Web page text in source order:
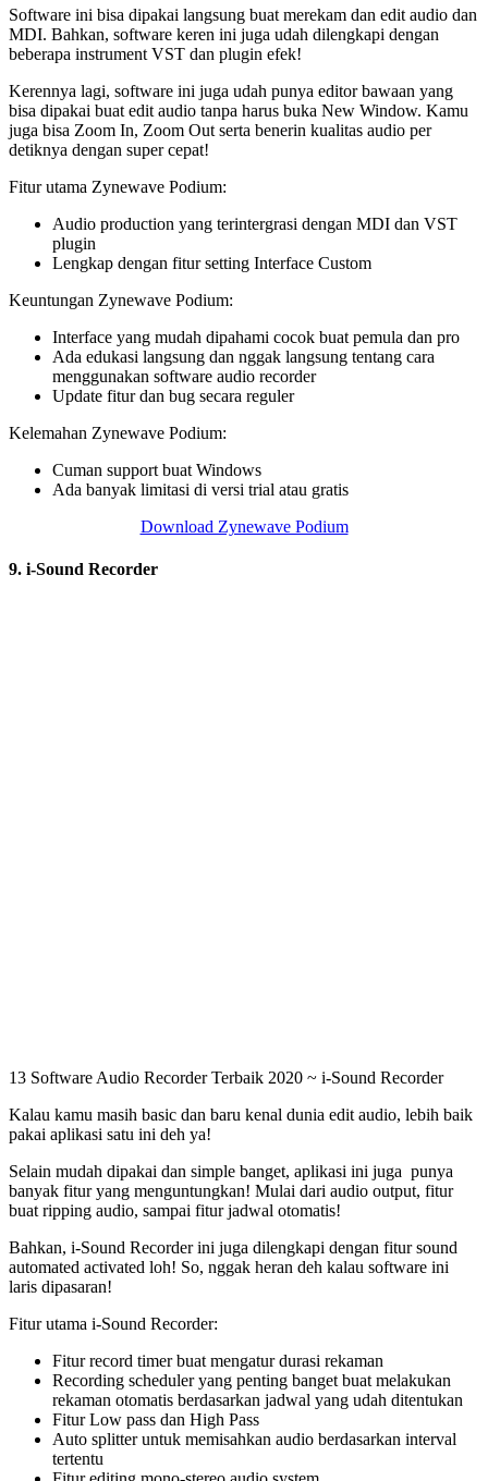
Software ini bisa dipakai langsung buat merekam dan edit audio dan
MDI. Bahkan, software keren ini juga udah dilengkapi dengan
beberapa instrument VST dan plugin efek!
Kerennya lagi, software ini juga udah punya editor bawaan yang
bisa dipakai buat edit audio tanpa harus buka New Window. Kamu
juga bisa Zoom In, Zoom Out serta benerin kualitas audio per
detiknya dengan super cepat!
Fitur utama Zynewave Podium:
Audio production yang terintergrasi dengan MDI dan VST
plugin
Lengkap dengan fitur setting Interface Custom
Keuntungan Zynewave Podium:
Interface yang mudah dipahami cocok buat pemula dan pro
Ada edukasi langsung dan nggak langsung tentang cara
menggunakan software audio recorder
Update fitur dan bug secara reguler
Kelemahan Zynewave Podium:
Cuman support buat Windows
Ada banyak limitasi di versi trial atau gratis
Download Zynewave Podium
9. i-Sound Recorder
13 Software Audio Recorder Terbaik 2020 ~ i-Sound Recorder
Kalau kamu masih basic dan baru kenal dunia edit audio, lebih baik
pakai aplikasi satu ini deh ya!
Selain mudah dipakai dan simple banget, aplikasi ini juga punya
banyak fitur yang menguntungkan! Mulai dari audio output, fitur
buat ripping audio, sampai fitur jadwal otomatis!
Bahkan, i-Sound Recorder ini juga dilengkapi dengan fitur sound
automated activated loh! So, nggak heran deh kalau software ini
laris dipasaran!
Fitur utama i-Sound Recorder:
Fitur record timer buat mengatur durasi rekaman
Recording scheduler yang penting banget buat melakukan
rekaman otomatis berdasarkan jadwal yang udah ditentukan
Fitur Low pass dan High Pass
Auto splitter untuk memisahkan audio berdasarkan interval
tertentu